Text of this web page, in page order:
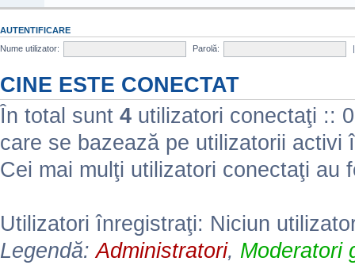
AUTENTIFICARE
Nume utilizator:
Parolă:
CINE ESTE CONECTAT
În total sunt 4 utilizatori conectaţi ::
care se bazează pe utilizatorii activi
Cei mai mulţi utilizatori conectaţi au
Utilizatori înregistraţi: Niciun
Legendă:Administratori, Moderatori